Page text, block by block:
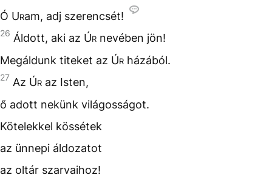
Ó Uram, adj szerencsét!
26 Áldott, aki az Úr nevében jön!
Megáldunk titeket az Úr házából.
27 Az Úr az Isten,
ő adott nekünk világosságot.
Kötelekkel kössétek
az ünnepi áldozatot
az oltár szarvaihoz!